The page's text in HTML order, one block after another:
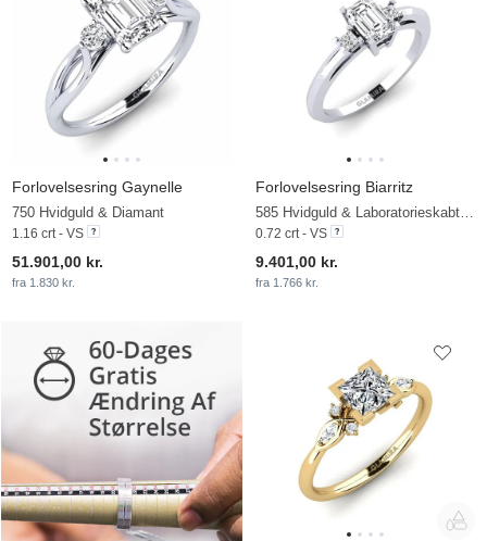
Forlovelsesring Gaynelle
750 Hvidguld & Diamant
1.16 crt - VS
51.901,00 kr.
fra 1.830 kr.
Forlovelsesring Biarritz
0.72 crt - VS
9.401,00 kr.
fra 1.766 kr.